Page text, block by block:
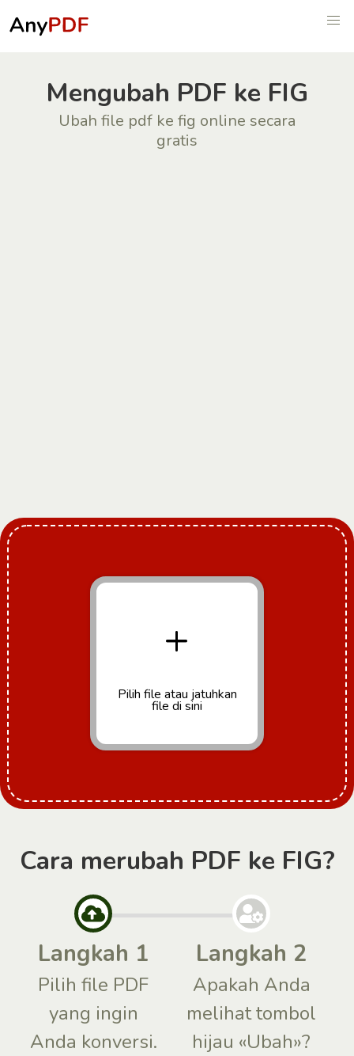
Mengubah PDF ke FIG
Ubah file pdf ke fig online secara
gratis
+
Pilih file atau jatuhkan
file di sini
Cara merubah PDF ke FIG?
Langkah 1
Pilih file PDF
yang ingin
Anda konversi.
Langkah 2
Apakah Anda
melihat tombol
hijau «Ubah»?